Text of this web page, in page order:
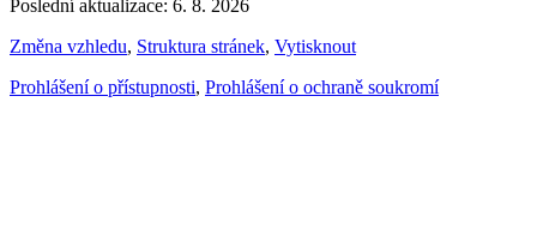
Poslední aktualizace: 6. 8. 2026
Změna vzhledu, Struktura stránek, Vytisknout
Prohlášení o přístupnosti, Prohlášení o ochraně soukromí